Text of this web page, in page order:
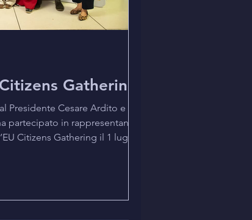
Gathering
Presidente Cesare Ardito e dal
partecipato in rappresentanza
Citizens Gathering il 1 luglio